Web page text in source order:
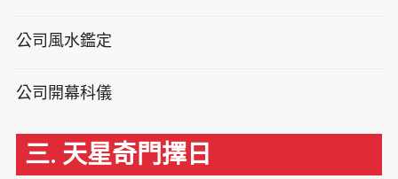
公司風水鑑定
公司開幕科儀
三. 天星奇門擇日